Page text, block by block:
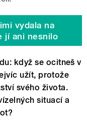
vydala na
jí ani nesnilo
když se ocitneš v
užít, protože
svého života.
situací a